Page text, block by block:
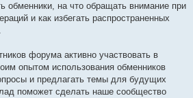
обменники, на что обращать внимание при
и как избегать распространенных
форума активно участвовать в
опытом использования обменников
и предлагать темы для будущих
поможет сделать наше сообщество